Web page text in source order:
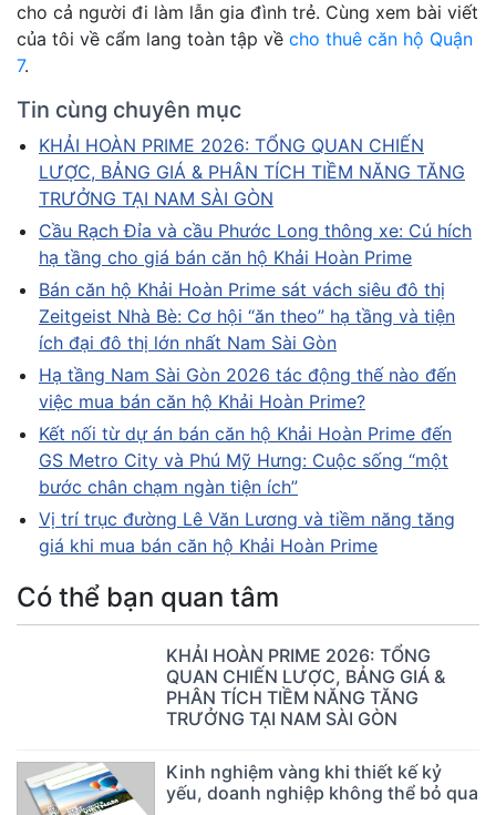
cho cả người đi làm lẫn gia đình trẻ. Cùng xem bài viết
của tôi về cẩm lang toàn tập về cho thuê căn hộ Quận
7.
Tin cùng chuyên mục
KHẢI HOÀN PRIME 2026: TỔNG QUAN CHIẾN
LƯỢC, BẢNG GIÁ & PHÂN TÍCH TIỀM NĂNG TĂNG
TRƯỞNG TẠI NAM SÀI GÒN
Cầu Rạch Đỉa và cầu Phước Long thông xe: Cú hích
hạ tầng cho giá bán căn hộ Khải Hoàn Prime
Bán căn hộ Khải Hoàn Prime sát vách siêu đô thị
Zeitgeist Nhà Bè: Cơ hội “ăn theo” hạ tầng và tiện
ích đại đô thị lớn nhất Nam Sài Gòn
Hạ tầng Nam Sài Gòn 2026 tác động thế nào đến
việc mua bán căn hộ Khải Hoàn Prime?
Kết nối từ dự án bán căn hộ Khải Hoàn Prime đến
GS Metro City và Phú Mỹ Hưng: Cuộc sống “một
bước chân chạm ngàn tiện ích”
Vị trí trục đường Lê Văn Lương và tiềm năng tăng
giá khi mua bán căn hộ Khải Hoàn Prime
Có thể bạn quan tâm
KHẢI HOÀN PRIME 2026: TỔNG
QUAN CHIẾN LƯỢC, BẢNG GIÁ &
PHÂN TÍCH TIỀM NĂNG TĂNG
TRƯỞNG TẠI NAM SÀI GÒN
Kinh nghiệm vàng khi thiết kế kỷ
yếu, doanh nghiệp không thể bỏ qua